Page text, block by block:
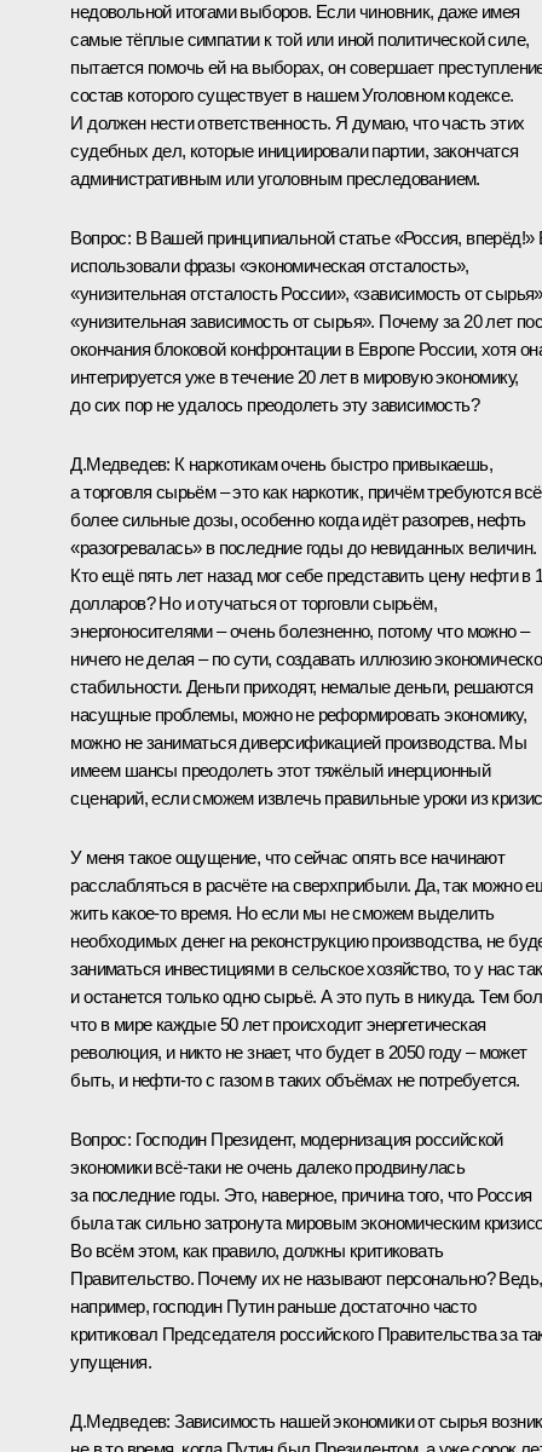
недовольной итогами выборов. Если чиновник, даже имея
самые тёплые симпатии к той или иной политической силе,
пытается помочь ей на выборах, он совершает
состав которого существует в нашем Уголовном кодексе.
И должен нести ответственность. Я думаю, что часть этих
судебных дел, которые инициировали партии, закончатся
административным или уголовным преследованием.
Вопрос: В Вашей принципиальной статье «Россия,
использовали фразы «экономическая отсталость»,
«унизительная отсталость России», «зависимость от
«унизительная зависимость от сырья». Почему за 20 лет
окончания блоковой конфронтации в Европе России, хотя
интегрируется уже в течение 20 лет в мировую экономику,
до сих пор не удалось преодолеть эту зависимость?
Д.Медведев: К наркотикам очень быстро привыкаешь,
а торговля сырьём – это как наркотик, причём требуются всё
более сильные дозы, особенно когда идёт разогрев, нефть
«разогревалась» в последние годы до невиданных величин.
Кто ещё пять лет назад мог себе представить цену нефти в
долларов? Но и отучаться от торговли сырьём,
энергоносителями – очень болезненно, потому что можно –
ничего не делая – по сути, создавать иллюзию
стабильности. Деньги приходят, немалые деньги, решаются
насущные проблемы, можно не реформировать экономику,
можно не заниматься диверсификацией производства. Мы
имеем шансы преодолеть этот тяжёлый инерционный
сценарий, если сможем извлечь правильные уроки из
У меня такое ощущение, что сейчас опять все начинают
расслабляться в расчёте на сверхприбыли. Да, так можно
жить какое‑то время. Но если мы не сможем выделить
необходимых денег на реконструкцию производства, не
заниматься инвестициями в сельское хозяйство, то у нас так
и останется только одно сырьё. А это путь в никуда. Тем
что в мире каждые 50 лет происходит энергетическая
революция, и никто не знает, что будет в 2050 году – может
быть, и нефти‑то с газом в таких объёмах не потребуется.
Вопрос: Господин Президент, модернизация российской
экономики всё‑таки не очень далеко продвинулась
за последние годы. Это, наверное, причина того, что Россия
была так сильно затронута мировым экономическим
Во всём этом, как правило, должны критиковать
Правительство. Почему их не называют персонально? Ведь,
например, господин Путин раньше достаточно часто
критиковал Председателя российского Правительства за
упущения.
Д.Медведев: Зависимость нашей экономики от сырья